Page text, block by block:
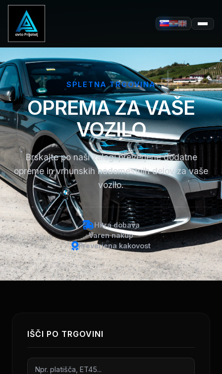
SPLETNA TRGOVINA
OPREMA ZA VAŠE
VOZILO
Brskajte po naši zalogi preverjene dodatne
opreme in vrhunskih nadomestnih delov za vaše
vozilo.
Hitra dobava
Varen nakup
Preverjena kakovost
IŠČI PO TRGOVINI